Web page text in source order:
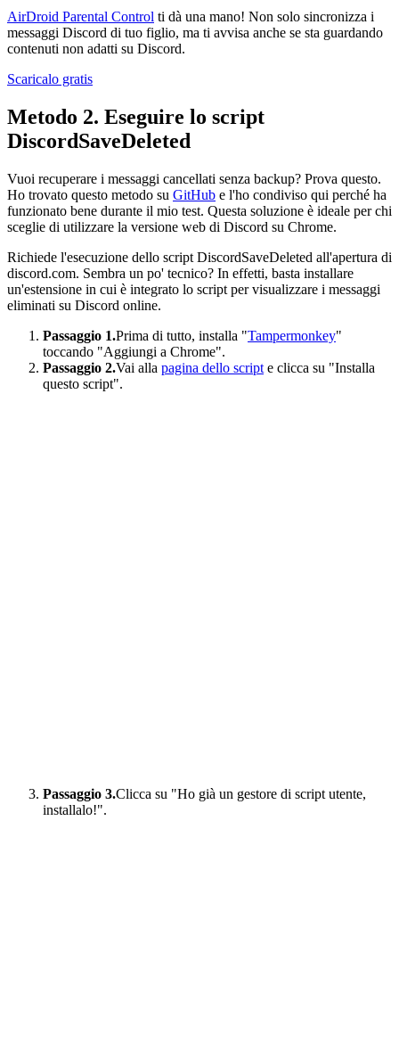
AirDroid Parental Control ti dà una mano! Non solo sincronizza i
messaggi Discord di tuo figlio, ma ti avvisa anche se sta guardando
contenuti non adatti su Discord.
Scaricalo gratis
Metodo 2. Eseguire lo script
DiscordSaveDeleted
Vuoi recuperare i messaggi cancellati senza backup? Prova questo.
Ho trovato questo metodo su GitHub e l'ho condiviso qui perché ha
funzionato bene durante il mio test. Questa soluzione è ideale per chi
sceglie di utilizzare la versione web di Discord su Chrome.
Richiede l'esecuzione dello script DiscordSaveDeleted all'apertura di
discord.com. Sembra un po' tecnico? In effetti, basta installare
un'estensione in cui è integrato lo script per visualizzare i messaggi
eliminati su Discord online.
Passaggio 1.Prima di tutto, installa "Tampermonkey"
toccando "Aggiungi a Chrome".
Passaggio 2.Vai alla pagina dello script e clicca su "Installa
questo script".
Passaggio 3.Clicca su "Ho già un gestore di script utente,
installalo!".